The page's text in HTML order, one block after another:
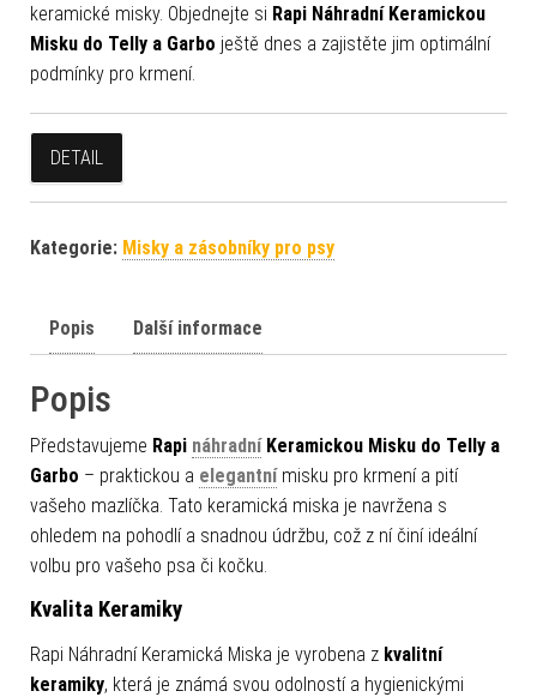
keramické misky. Objednejte si Rapi Náhradní Keramickou
Misku do Telly a Garbo ještě dnes a zajistěte jim optimální
podmínky pro krmení.
DETAIL
Kategorie: Misky a zásobníky pro psy
Popis Další informace
Popis
Představujeme Rapi náhradníKeramickou Misku do Telly a
Garbo – praktickou a elegantnímisku pro krmení a pití
vašeho mazlíčka. Tato keramická miska je navržena s
ohledem na pohodlí a snadnou údržbu, což z ní činí ideální
volbu pro vašeho psa či kočku.
Kvalita Keramiky
Rapi Náhradní Keramická Miska je vyrobena z kvalitní
keramiky, která je známá svou odolností a hygienickými